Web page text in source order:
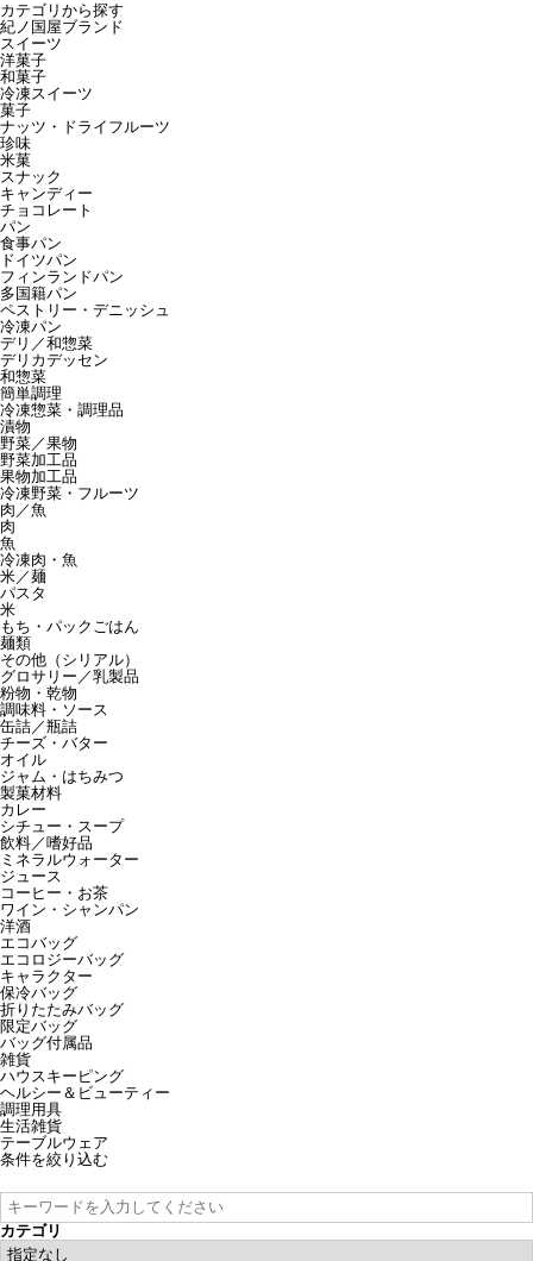
カテゴリから探す
紀ノ国屋ブランド
スイーツ
洋菓子
和菓子
冷凍スイーツ
菓子
ナッツ・ドライフルーツ
珍味
米菓
スナック
キャンディー
チョコレート
パン
食事パン
ドイツパン
フィンランドパン
多国籍パン
ペストリー・デニッシュ
冷凍パン
デリ／和惣菜
デリカデッセン
和惣菜
簡単調理
冷凍惣菜・調理品
漬物
野菜／果物
野菜加工品
果物加工品
冷凍野菜・フルーツ
肉／魚
肉
魚
冷凍肉・魚
米／麺
パスタ
米
もち・パックごはん
麺類
その他（シリアル）
グロサリー／乳製品
粉物・乾物
調味料・ソース
缶詰／瓶詰
チーズ・バター
オイル
ジャム・はちみつ
製菓材料
カレー
シチュー・スープ
飲料／嗜好品
ミネラルウォーター
ジュース
コーヒー・お茶
ワイン・シャンパン
洋酒
エコバッグ
エコロジーバッグ
キャラクター
保冷バッグ
折りたたみバッグ
限定バッグ
バッグ付属品
雑貨
ハウスキーピング
ヘルシー＆ビューティー
調理用具
生活雑貨
テーブルウェア
条件を絞り込む
カテゴリ